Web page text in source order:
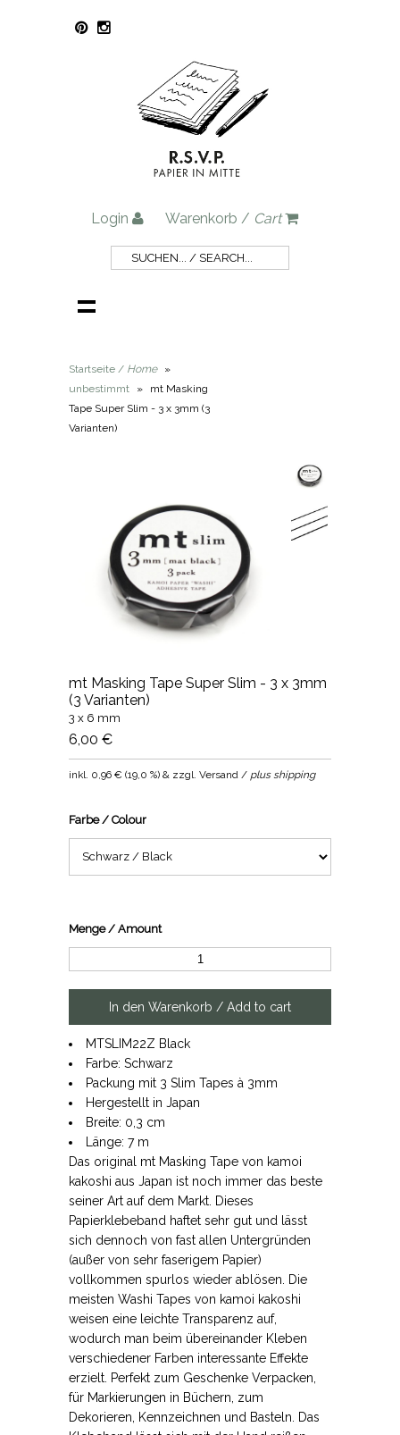
Login Warenkorb / Cart
Startseite / Home
»
unbestimmt
»
mt Masking
Tape Super Slim - 3 x 3mm (3
Varianten)
mt Masking Tape Super Slim - 3 x 3mm
(3 Varianten)
3 x 6 mm
6,00 €
inkl. 0,96 € (19,0 %) & zzgl. Versand / plus shipping
Farbe / Colour
Menge / Amount
MTSLIM22Z Black
Farbe: Schwarz
Packung mit 3 Slim Tapes à 3mm
Hergestellt in Japan
Breite: 0,3 cm
Länge: 7 m
Das original mt Masking Tape von kamoi
kakoshi aus Japan ist noch immer das beste
seiner Art auf dem Markt. Dieses
Papierklebeband haftet sehr gut und lässt
sich dennoch von fast allen Untergründen
(außer von sehr faserigem Papier)
vollkommen spurlos wieder ablösen. Die
meisten Washi Tapes von kamoi kakoshi
weisen eine leichte Transparenz auf,
wodurch man beim übereinander Kleben
verschiedener Farben interessante Effekte
erzielt. Perfekt zum Geschenke Verpacken,
für Markierungen in Büchern, zum
Dekorieren, Kennzeichnen und Basteln. Das